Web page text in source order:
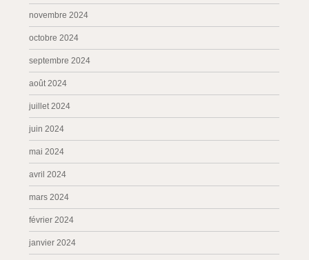
novembre 2024
octobre 2024
septembre 2024
août 2024
juillet 2024
juin 2024
mai 2024
avril 2024
mars 2024
février 2024
janvier 2024